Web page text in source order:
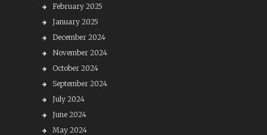
February 2025
January 2025
December 2024
November 2024
October 2024
September 2024
July 2024
June 2024
May 2024